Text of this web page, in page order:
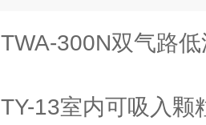
TWA-300N双气路
TY-13室内可吸入颗